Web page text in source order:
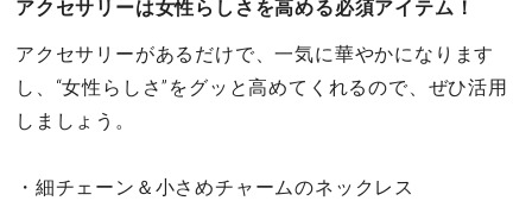
アクセサリーは女性らしさを高める必須アイテム！
アクセサリーがあるだけで、一気に華やかになります
し、“女性らしさ”をグッと高めてくれるので、ぜひ活用
しましょう。
・細チェーン＆小さめチャームのネックレス